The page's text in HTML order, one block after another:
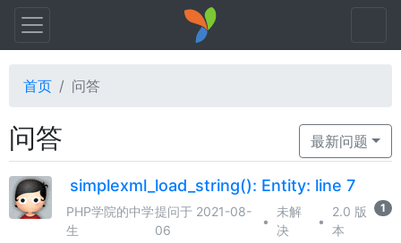
首页 问答
问答 最新问题
simplexml_load_string(): Entity: line 7
PHP学院的中学
生
提问于 2021-08-
06
•
未解
决
•
2.0 版
本
1